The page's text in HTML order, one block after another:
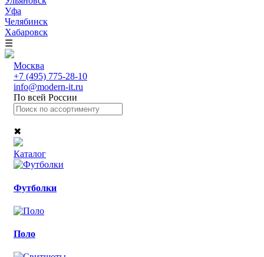
Уфа
Челябинск
Хабаровск
☰
Москва
+7 (495) 775-28-10
info@modern-it.ru
По всей России
✖
Каталог
Футболки
Поло